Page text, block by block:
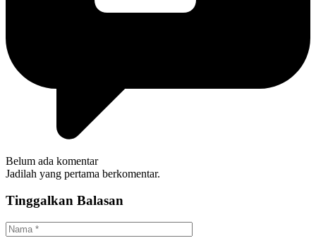
Belum ada komentar
Jadilah yang pertama berkomentar.
Tinggalkan Balasan